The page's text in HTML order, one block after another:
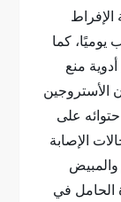
أي بمعدل 4 أو 5 أكواب يوميًا، كما
منع
الأستروجين
على
الإصابة
الحامل في